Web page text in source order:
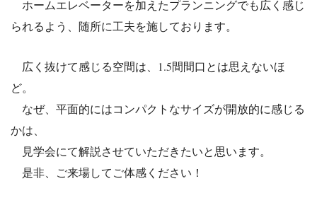
ホームエレベーターを加えたプランニングでも広く感じ
られるよう、随所に工夫を施しております。
広く抜けて感じる空間は、1.5間間口とは思えないほ
ど。
なぜ、平面的にはコンパクトなサイズが開放的に感じる
かは、
見学会にて解説させていただきたいと思います。
是非、ご来場してご体感ください！